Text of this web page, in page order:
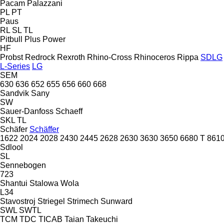
Pacam Palazzani
PL PT
Paus
RL SL TL
Pitbull
Plus Power
HF
Probst Redrock Rexroth Rhino-Cross Rhinoceros Rippa SDLG
L-Series LG
SEM
630 636 652 655 656 660 668
Sandvik Sany
SW
Sauer-Danfoss Schaeff
SKL TL
Schäfer Schäffer
1622 2024 2028 2430 2445 2628 2630 3630 3650 6680 T
Sdlool
SL
Sennebogen
723
Shantui Stalowa Wola
L34
Stavostroj Striegel Strimech Sunward
SWL SWTL
TCM TDC TICAB Taian Takeuchi